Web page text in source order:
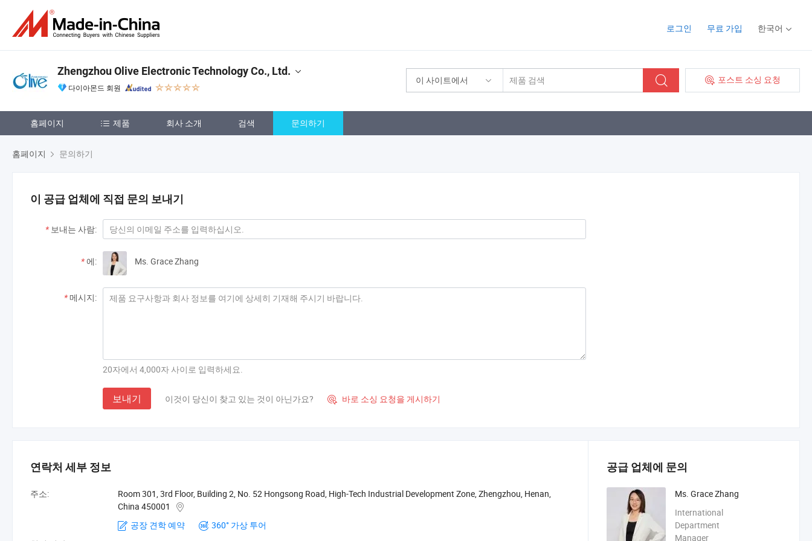
로그인 무료 가입 한국어
이 사이트에서 포스트 소싱 요청
Zhengzhou Olive Electronic Technology Co., Ltd.
다이아몬드 회원
홈페이지 제품 회사 소개 검색 문의하기
홈페이지 문의하기
이 공급 업체에 직접 문의 보내기
* 보내는 사람:
*에: Ms. Grace Zhang
*메시지:
20자에서 4,000자 사이로 입력하세요.
보내기 이것이 당신이 찾고 있는 것이 아닌가요?  바로 소싱 요청을 게시하기
연락처 세부 정보
주소:
Room 301, 3rd Floor, Building 2, No. 52 Hongsong Road, High-Tech Industrial Development Zone, Zhengzhou, Henan,
China 450001
공장 견학 예약
360° 가상 투어
공급 업체에 문의
Ms. Grace Zhang
International
Department
Manager